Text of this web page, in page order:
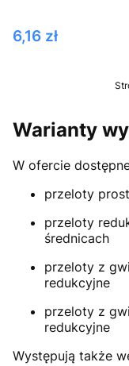
Cena
6,16 zł
Warianty
W ofercie
przeloty
przeloty
średnicach
przeloty z
redukcyjne
przeloty z
redukcyjne
Występują także